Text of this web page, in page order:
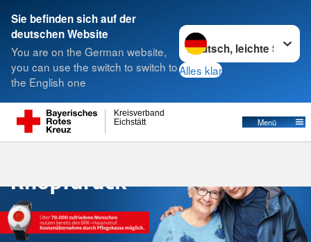
Sie befinden sich auf der
deutschen Website
You are on the German website,
you can use the switch to switch to
the English one
Sprache wechseln zu
Alles klar
Eichstätt
Kreisverband
Menü
Suche
Haus-Not-Ruf